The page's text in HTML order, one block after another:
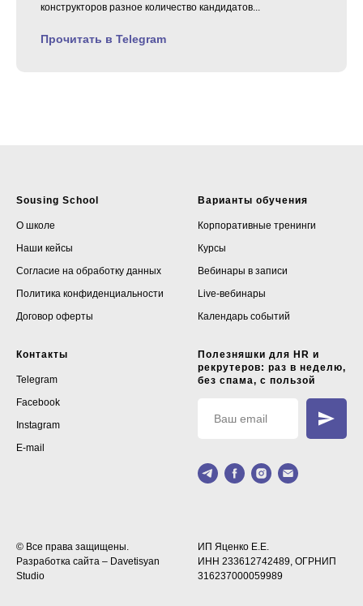
конструкторов разное количество кандидатов...
Прочитать в Telegram
Sousing School
О школе
Наши кейсы
Согласие на обработку данных
Политика конфиденциальности
Договор оферты
Варианты обучения
Корпоративные тренинги
Курсы
Вебинары в записи
Live-вебинары
Календарь событий
Контакты
Telegram
Facebook
Instagram
E-mail
Полезняшки для HR и
рекрутеров: раз в неделю,
без спама, с пользой
© Все права защищены.
Разработка сайта – Davetisyan
Studio
ИП Яценко Е.Е.
ИНН 233612742489, ОГРНИП
316237000059989